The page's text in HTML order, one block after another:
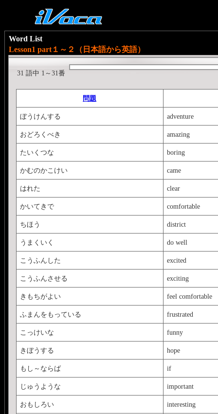
Word List
Lesson1 part１～２（日本語から英語）
31 語中 1～31番
問題
ぼうけんする adventure
おどろくべき amazing
たいくつな boring
かむのかこけい came
はれた clear
かいてきで comfortable
ちほう district
うまくいく do well
こうふんした excited
こうふんさせる exciting
きもちがよい feel comfortable
ふまんをもっている frustrated
こっけいな funny
きぼうする hope
もし～ならば if
じゅうような important
おもしろい interesting